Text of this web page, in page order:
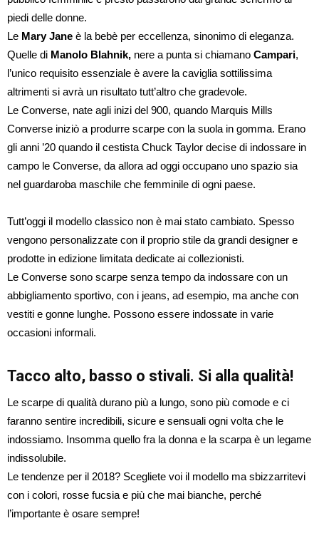
piedi delle donne.
Le Mary Jane è la bebè per eccellenza, sinonimo di eleganza.
Quelle di Manolo Blahnik, nere a punta si chiamano Campari,
l’unico requisito essenziale è avere la caviglia sottilissima
altrimenti si avrà un risultato tutt’altro che gradevole.
Le Converse, nate agli inizi del 900, quando Marquis Mills
Converse iniziò a produrre scarpe con la suola in gomma. Erano
gli anni ’20 quando il cestista Chuck Taylor decise di indossare in
campo le Converse, da allora ad oggi occupano uno spazio sia
nel guardaroba maschile che femminile di ogni paese.
Tutt’oggi il modello classico non è mai stato cambiato. Spesso
vengono personalizzate con il proprio stile da grandi designer e
prodotte in edizione limitata dedicate ai collezionisti.
Le Converse sono scarpe senza tempo da indossare con un
abbigliamento sportivo, con i jeans, ad esempio, ma anche con
vestiti e gonne lunghe. Possono essere indossate in varie
occasioni informali.
Tacco alto, basso o stivali. Si alla qualità!
Le scarpe di qualità durano più a lungo, sono più comode e ci
faranno sentire incredibili, sicure e sensuali ogni volta che le
indossiamo. Insomma quello fra la donna e la scarpa è un legame
indissolubile.
Le tendenze per il 2018? Scegliete voi il modello ma sbizzarritevi
con i colori, rosse fucsia e più che mai bianche, perché
l’importante è osare sempre!